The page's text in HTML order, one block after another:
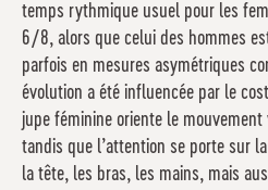
temps rythmique usuel pour les
6/8, alors que celui des hommes
parfois en mesures asymétriques
évolution a été influencée par le
jupe féminine oriente le
tandis que l’attention se porte sur
la tête, les bras, les mains, mais